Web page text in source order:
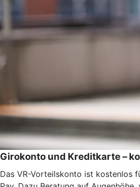
Girokonto und Kreditkarte –
Das VR-Vorteilskonto ist kostenlos